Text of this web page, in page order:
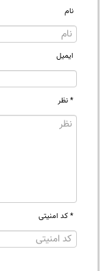
نام
ایمیل
* نظر
* کد امنیتی